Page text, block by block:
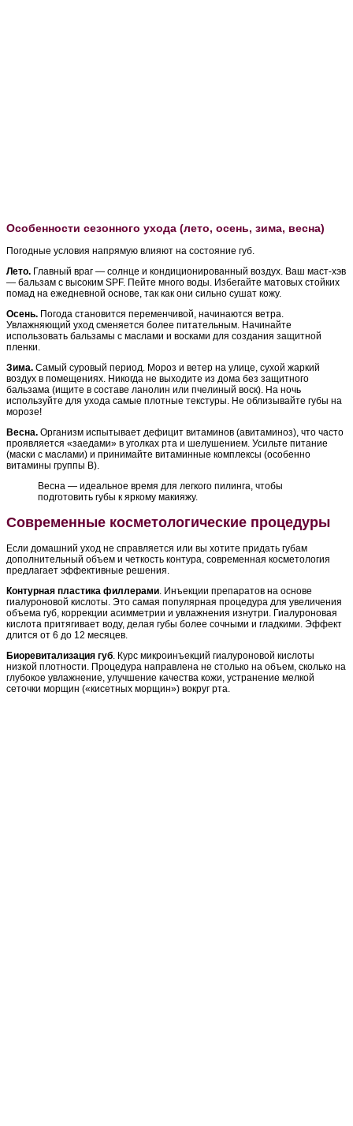
Особенности сезонного ухода (лето, осень, зима, весна)
Погодные условия напрямую влияют на состояние губ.
Лето. Главный враг — солнце и кондиционированный воздух. Ваш маст-хэв
— бальзам с высоким SPF. Пейте много воды. Избегайте матовых стойких
помад на ежедневной основе, так как они сильно сушат кожу.
Осень. Погода становится переменчивой, начинаются ветра.
Увлажняющий уход сменяется более питательным. Начинайте
использовать бальзамы с маслами и восками для создания защитной
пленки.
Зима. Самый суровый период. Мороз и ветер на улице, сухой жаркий
воздух в помещениях. Никогда не выходите из дома без защитного
бальзама (ищите в составе ланолин или пчелиный воск). На ночь
используйте для ухода самые плотные текстуры. Не облизывайте губы на
морозе!
Весна. Организм испытывает дефицит витаминов (авитаминоз), что часто
проявляется «заедами» в уголках рта и шелушением. Усильте питание
(маски с маслами) и принимайте витаминные комплексы (особенно
витамины группы B).
Весна — идеальное время для легкого пилинга, чтобы
подготовить губы к яркому макияжу.
Современные косметологические процедуры
Если домашний уход не справляется или вы хотите придать губам
дополнительный объем и четкость контура, современная косметология
предлагает эффективные решения.
Контурная пластика филлерами. Инъекции препаратов на основе
гиалуроновой кислоты. Это самая популярная процедура для увеличения
объема губ, коррекции асимметрии и увлажнения изнутри. Гиалуроновая
кислота притягивает воду, делая губы более сочными и гладкими. Эффект
длится от 6 до 12 месяцев.
Биоревитализация губ. Курс микроинъекций гиалуроновой кислоты
низкой плотности. Процедура направлена не столько на объем, сколько на
глубокое увлажнение, улучшение качества кожи, устранение мелкой
сеточки морщин («кисетных морщин») вокруг рта.